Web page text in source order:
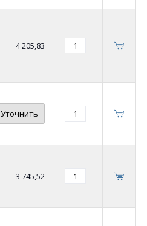
4 205,83
Уточнить
3 745,52